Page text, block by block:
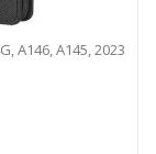
A146, A145, 2023